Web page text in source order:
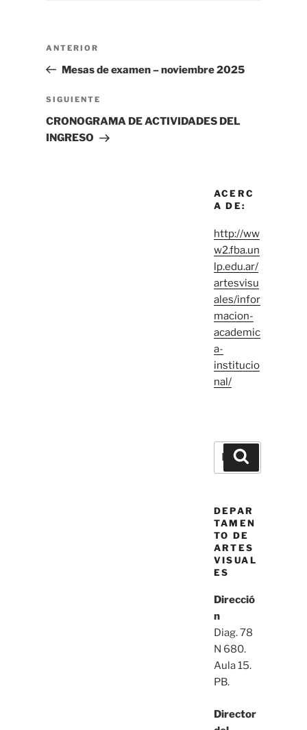
entradas
Entrada
anterior
ANTERIOR
Mesas de examen – noviembre 2025
Siguiente
entrada
SIGUIENTE
CRONOGRAMA DE ACTIVIDADES DEL
INGRESO
ACERC
A DE:
http://ww
w2.fba.un
lp.edu.ar/
artesvisu
ales/infor
macion-
academic
a-
institucio
nal/
Buscar
DEPAR
TAMEN
TO DE
ARTES
VISUAL
ES
Direcció
n
Diag. 78
N 680.
Aula 15.
PB.
Director